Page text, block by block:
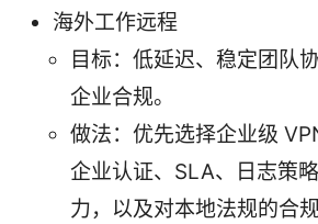
海外工作远程
目标：低延迟、稳定团队
企业合规。
做法：优先选择企业级
企业认证、SLA、日志策
力，以及对本地法规的合规